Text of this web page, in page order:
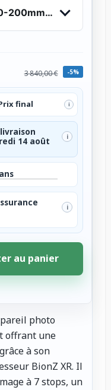
200mm f/2.8 GM
3 840,00 € -5%
final i
14 août
i
i
au panier
photo
offrant une
à son
BionZ XR. Il
à 7 stops, un